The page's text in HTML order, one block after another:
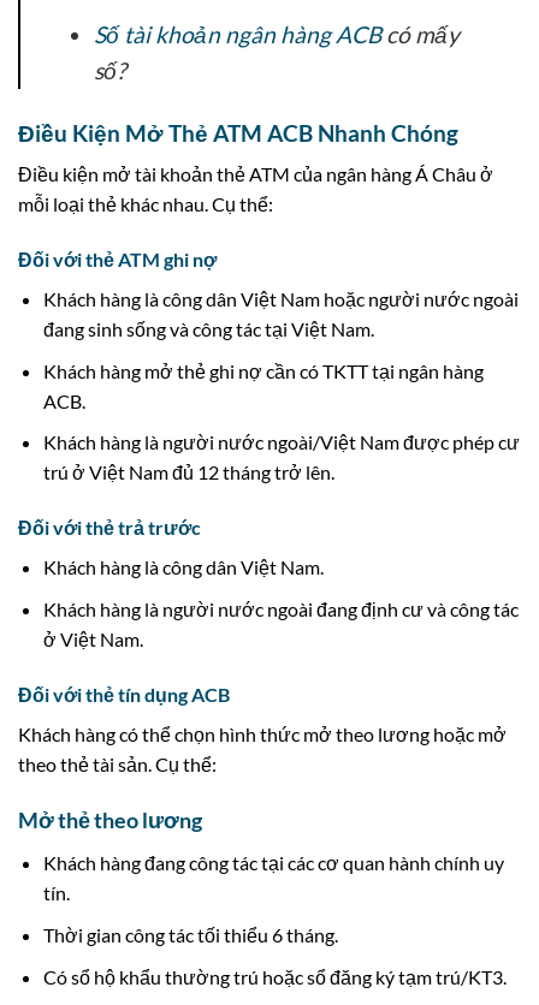
Số tài khoản ngân hàng ACBcó mấy
số?
Điều Kiện Mở Thẻ ATM ACB Nhanh Chóng
Điều kiện mở tài khoản thẻ ATM của ngân hàng Á Châu ở
mỗi loại thẻ khác nhau. Cụ thể:
Đối với thẻ ATM ghi nợ
Khách hàng là công dân Việt Nam hoặc người nước ngoài
đang sinh sống và công tác tại Việt Nam.
Khách hàng mở thẻ ghi nợ cần có TKTT tại ngân hàng
ACB.
Khách hàng là người nước ngoài/Việt Nam được phép cư
trú ở Việt Nam đủ 12 tháng trở lên.
Đối với thẻ trả trước
Khách hàng là công dân Việt Nam.
Khách hàng là người nước ngoài đang định cư và công tác
ở Việt Nam.
Đối với thẻ tín dụng ACB
Khách hàng có thể chọn hình thức mở theo lương hoặc mở
theo thẻ tài sản. Cụ thể:
Mở thẻ theo lương
Khách hàng đang công tác tại các cơ quan hành chính uy
tín.
Thời gian công tác tối thiểu 6 tháng.
Có sổ hộ khẩu thường trú hoặc sổ đăng ký tạm trú/KT3.